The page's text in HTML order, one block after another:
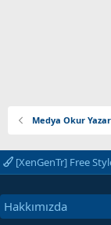
Medya Okur
[XenGenTr] Free
Hakkımızda